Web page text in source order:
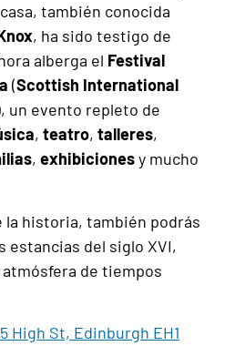
también conocida
, ha sido testigo de
alberga el Festival
(Scottish International
un evento repleto de
, teatro, talleres,
, exhibicionesy mucho
la historia, también podrás
estancias del siglo XVI,
de tiempos
High St, Edinburgh EH1